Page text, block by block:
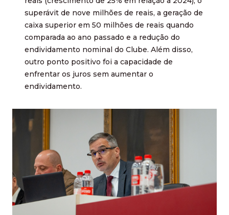
superávit de nove milhões de reais, a geração de
caixa superior em 50 milhões de reais quando
comparada ao ano passado e a redução do
endividamento nominal do Clube. Além disso,
outro ponto positivo foi a capacidade de
enfrentar os juros sem aumentar o
endividamento.